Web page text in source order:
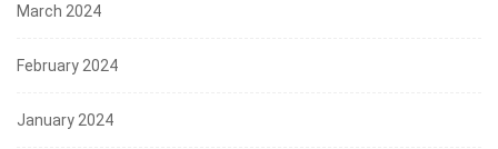
March 2024
February 2024
January 2024